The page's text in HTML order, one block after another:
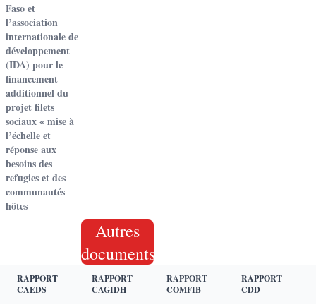
Faso et
l’association
internationale de
développement
(IDA) pour le
financement
additionnel du
projet filets
sociaux « mise à
l’échelle et
réponse aux
besoins des
refugies et des
communautés
hôtes
Autres
documents
RAPPORT
CAEDS
RAPPORT
CAGIDH
RAPPORT
COMFIB
RAPPORT
CDD